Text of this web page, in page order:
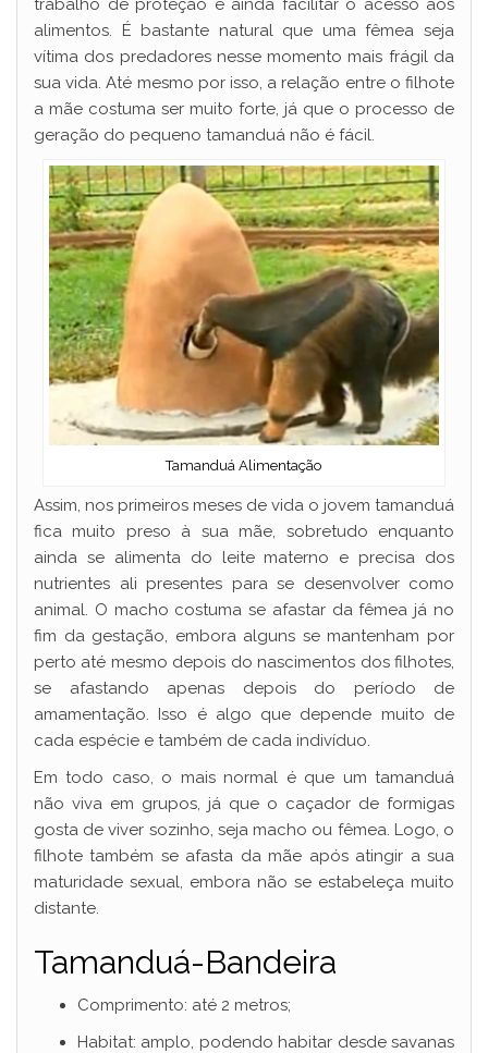
trabalho de proteção e ainda facilitar o acesso aos
alimentos. É bastante natural que uma fêmea seja
vítima dos predadores nesse momento mais frágil da
sua vida. Até mesmo por isso, a relação entre o filhote
a mãe costuma ser muito forte, já que o processo de
geração do pequeno tamanduá não é fácil.
Tamanduá Alimentação
Assim, nos primeiros meses de vida o jovem tamanduá
fica muito preso à sua mãe, sobretudo enquanto
ainda se alimenta do leite materno e precisa dos
nutrientes ali presentes para se desenvolver como
animal. O macho costuma se afastar da fêmea já no
fim da gestação, embora alguns se mantenham por
perto até mesmo depois do nascimentos dos filhotes,
se afastando apenas depois do período de
amamentação. Isso é algo que depende muito de
cada espécie e também de cada indivíduo.
Em todo caso, o mais normal é que um tamanduá
não viva em grupos, já que o caçador de formigas
gosta de viver sozinho, seja macho ou fêmea. Logo, o
filhote também se afasta da mãe após atingir a sua
maturidade sexual, embora não se estabeleça muito
distante.
Tamanduá-Bandeira
Comprimento: até 2 metros;
Habitat: amplo, podendo habitar desde savanas